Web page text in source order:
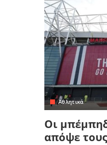
Αθλητικά
Οι
απόψε